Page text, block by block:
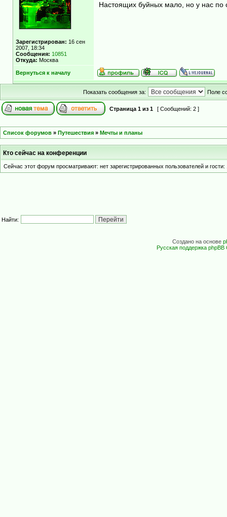
Зарегистрирован: 16 сен
2007, 18:34
Сообщения: 10851
Откуда: Москва
Настоящих буйных мало, но у нас по
Вернуться к началу
Показать сообщения за: Поле
Страница 1 из 1 [ Сообщений: 2 ]
Список форумов » Путешествия » Мечты и планы
Кто сейчас на конференции
Сейчас этот форум просматривают: нет зарегистрированных пользователей и гости:
Найти:
Создано на основе
Русская поддержка phpBB